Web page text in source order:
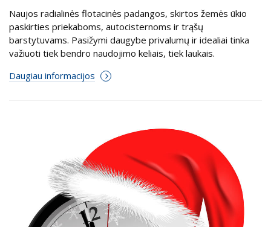
Naujos radialinės flotacinės padangos, skirtos žemės ūkio
paskirties priekaboms, autocisternoms ir trąšų
barstytuvams. Pasižymi daugybe privalumų ir idealiai tinka
važiuoti tiek bendro naudojimo keliais, tiek laukais.
Daugiau informacijos